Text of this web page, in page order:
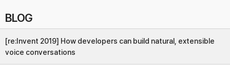
BLOG
[re:Invent 2019] How developers can build natural, extensible
voice conversations